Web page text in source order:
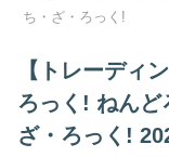
ち・ざ・ろっく!
【トレーディ
ろっく! ねんど
ざ・ろっく!